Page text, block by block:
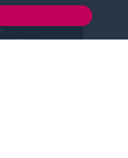
שירות